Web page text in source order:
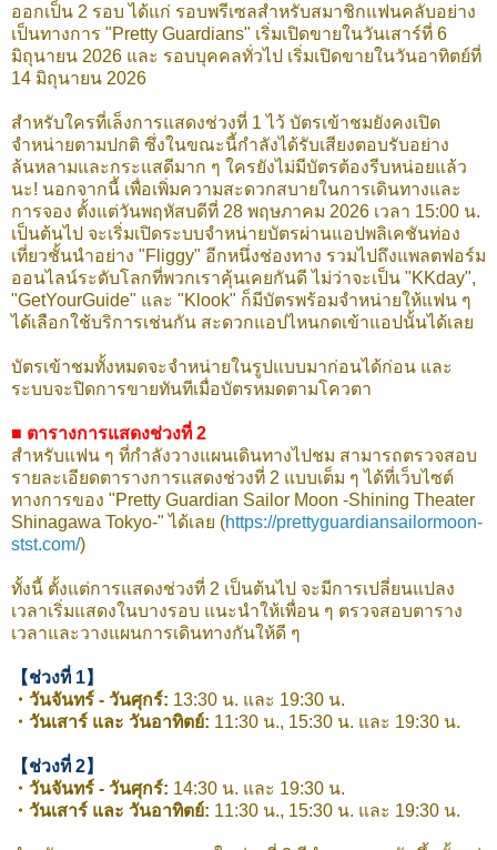
ออกเป็น 2 รอบ ได้แก่ รอบพรีเซลสำหรับสมาชิกแฟนคลับอย่าง
เป็นทางการ "Pretty Guardians" เริ่มเปิดขายในวันเสาร์ที่ 6
มิถุนายน 2026 และ รอบบุคคลทั่วไป เริ่มเปิดขายในวันอาทิตย์ที่
14 มิถุนายน 2026
สำหรับใครที่เล็งการแสดงช่วงที่ 1 ไว้ บัตรเข้าชมยังคงเปิด
จำหน่ายตามปกติ ซึ่งในขณะนี้กำลังได้รับเสียงตอบรับอย่าง
ล้นหลามและกระแสดีมาก ๆ ใครยังไม่มีบัตรต้องรีบหน่อยแล้ว
นะ! นอกจากนี้ เพื่อเพิ่มความสะดวกสบายในการเดินทางและ
การจอง ตั้งแต่วันพฤหัสบดีที่ 28 พฤษภาคม 2026 เวลา 15:00 น.
เป็นต้นไป จะเริ่มเปิดระบบจำหน่ายบัตรผ่านแอปพลิเคชันท่อง
เที่ยวชั้นนำอย่าง "Fliggy" อีกหนึ่งช่องทาง รวมไปถึงแพลตฟอร์ม
ออนไลน์ระดับโลกที่พวกเราคุ้นเคยกันดี ไม่ว่าจะเป็น "KKday",
"GetYourGuide" และ "Klook" ก็มีบัตรพร้อมจำหน่ายให้แฟน ๆ
ได้เลือกใช้บริการเช่นกัน สะดวกแอปไหนกดเข้าแอปนั้นได้เลย
บัตรเข้าชมทั้งหมดจะจำหน่ายในรูปแบบมาก่อนได้ก่อน และ
ระบบจะปิดการขายทันทีเมื่อบัตรหมดตามโควตา
■ ตารางการแสดงช่วงที่ 2
สำหรับแฟน ๆ ที่กำลังวางแผนเดินทางไปชม สามารถตรวจสอบ
รายละเอียดตารางการแสดงช่วงที่ 2 แบบเต็ม ๆ ได้ที่เว็บไซต์
ทางการของ "Pretty Guardian Sailor Moon -Shining Theater
Shinagawa Tokyo-" ได้เลย (https://prettyguardiansailormoon-
stst.com/)
ทั้งนี้ ตั้งแต่การแสดงช่วงที่ 2 เป็นต้นไป จะมีการเปลี่ยนแปลง
เวลาเริ่มแสดงในบางรอบ แนะนำให้เพื่อน ๆ ตรวจสอบตาราง
เวลาและวางแผนการเดินทางกันให้ดี ๆ
【ช่วงที่ 1】
・วันจันทร์ - วันศุกร์: 13:30 น. และ 19:30 น.
・วันเสาร์ และ วันอาทิตย์: 11:30 น., 15:30 น. และ 19:30 น.
【ช่วงที่ 2】
・วันจันทร์ - วันศุกร์: 14:30 น. และ 19:30 น.
・วันเสาร์ และ วันอาทิตย์: 11:30 น., 15:30 น. และ 19:30 น.